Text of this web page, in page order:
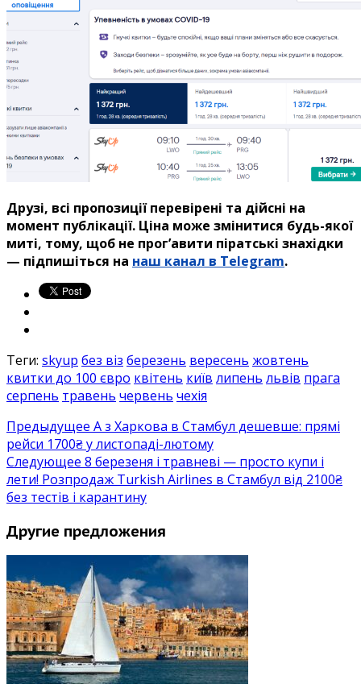
Друзі, всі пропозиції перевірені та дійсні на
момент публікації. Ціна може змінитися будь-якої
миті, тому, щоб не прог’авити піратські знахідки
— підпишіться на наш канал в Telegram.
Теги: skyup без віз березень вересень жовтень
квитки до 100 євро квітень київ липень львів прага
серпень травень червень чехія
Предыдущее А з Харкова в Стамбул дешевше: прямі
рейси 1700₴ у листопаді-лютому
Следующее 8 березеня і травневі — просто купи і
лети! Розпродаж Turkish Airlines в Стамбул від 2100₴
без тестів і карантину
Другие предложения